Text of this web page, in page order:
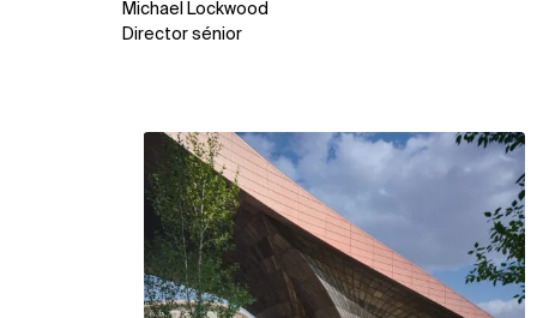
Michael Lockwood
Director sénior